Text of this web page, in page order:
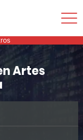
Artes